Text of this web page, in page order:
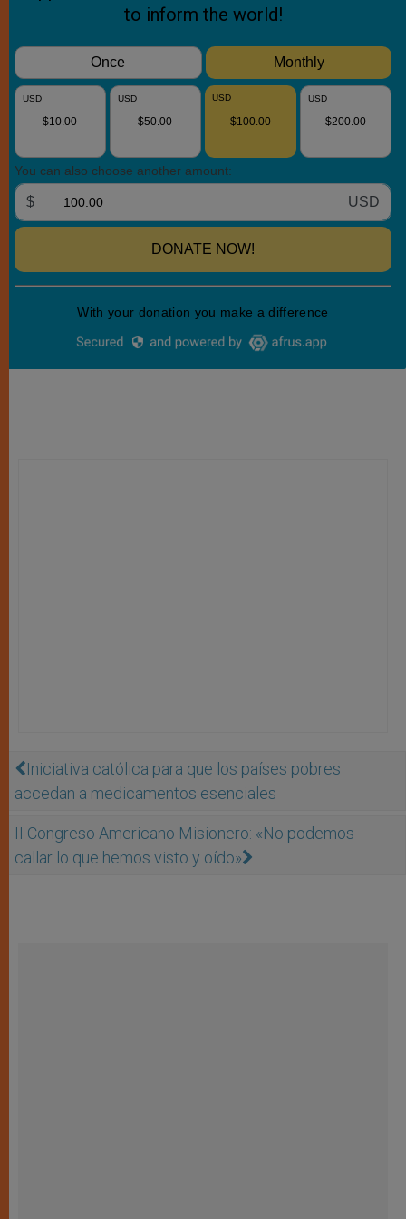
Iniciativa católica para que los países pobres
accedan a medicamentos esenciales
II Congreso Americano Misionero: «No podemos
callar lo que hemos visto y oído»